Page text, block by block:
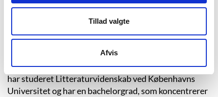
Tillad valgte
Afvis
Merete Pryds Helle er født i 1965 og efter at have boet
nybygget parcelhus i Værløse. I 1985 tog hun HF-
eksamen fra Nørrevold Gymnasium, og i perioden
1988-90 gik hun på Forfatterskolen i København. Hun
har studeret Litteraturvidenskab ved Københavns
Universitet og har en bachelorgrad, som koncentrerer